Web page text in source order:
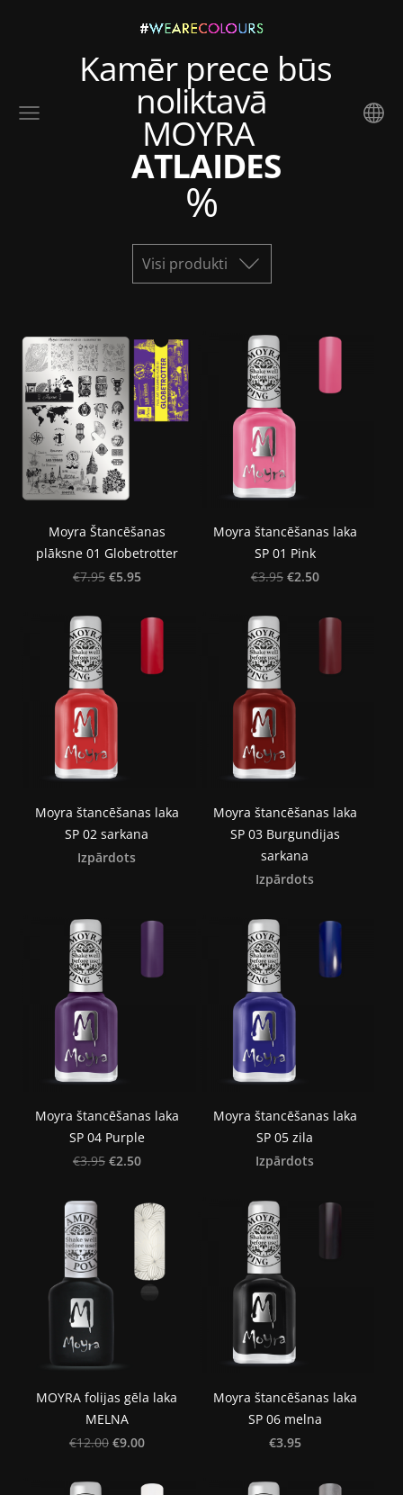
Kamēr prece būs
noliktavā
MOYRA
ATLAIDES
%
Visi produkti
Moyra Štancēšanas
plāksne 01 Globetrotter
€7.95 €5.95
Moyra štancēšanas laka
SP 01 Pink
€3.95 €2.50
Moyra štancēšanas laka
SP 02 sarkana
Izpārdots
Moyra štancēšanas laka
SP 03 Burgundijas
sarkana
Izpārdots
Moyra štancēšanas laka
SP 04 Purple
€3.95 €2.50
Moyra štancēšanas laka
SP 05 zila
Izpārdots
MOYRA folijas gēla laka
MELNA
€12.00 €9.00
Moyra štancēšanas laka
SP 06 melna
€3.95